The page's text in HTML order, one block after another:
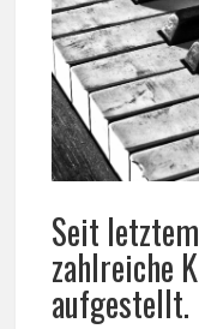
Seit
zahlreiche
aufgestellt.